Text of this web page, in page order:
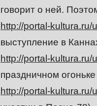
говорит о ней.
http://portal-
выступление в
http://portal-
праздничном
http://portal-